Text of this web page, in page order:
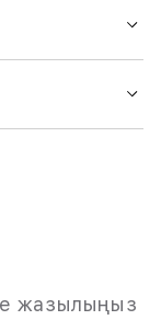
жазылыңыз